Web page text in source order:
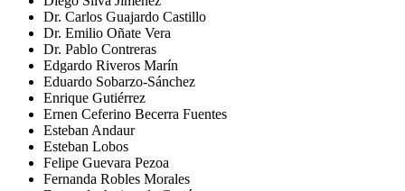
Dr. Carlos Guajardo Castillo
Dr. Emilio Oñate Vera
Dr. Pablo Contreras
Edgardo Riveros Marín
Eduardo Sobarzo-Sánchez
Enrique Gutiérrez
Ernen Ceferino Becerra Fuentes
Esteban Andaur
Esteban Lobos
Felipe Guevara Pezoa
Fernanda Robles Morales